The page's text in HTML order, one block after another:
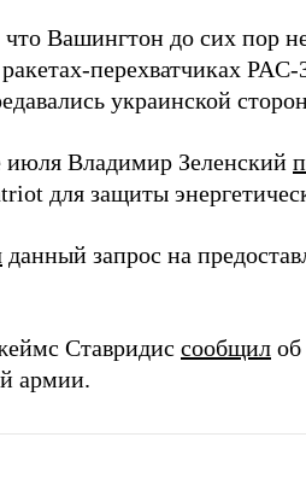
Вашингтон до сих пор
перехватчиках
украинской
июля Владимир Зеленский
для защиты
данный запрос на
Ставридис сообщил об
армии.